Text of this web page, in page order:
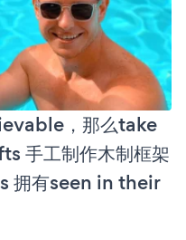
，那么take
手工制作木制框架
拥有seen in their